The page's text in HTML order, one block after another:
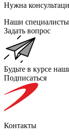
Нужна
Наши
Задать вопрос
Будьте в курсе
Подписаться
Контакты